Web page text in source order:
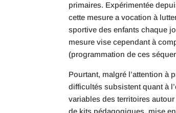
primaires. Expérimentée
cette mesure a vocation à
sportive des enfants chaque
mesure vise cependant à
(programmation de ces
Pourtant, malgré l’attention à
difficultés subsistent quant à
variables des territoires
de kits pédagogiques, mise